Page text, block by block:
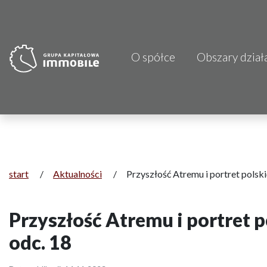
O spółce Obszary
CDI KB Sp. z
Projprzem
Fundacja
start / Aktualności / Przyszłość Atremu i portret
Przyszłość Atremu i portret
odc. 18